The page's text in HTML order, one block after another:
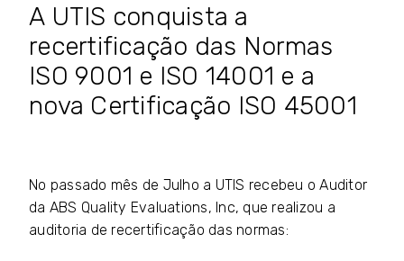
A UTIS conquista a
recertificação das Normas
ISO 9001 e ISO 14001 e a
nova Certificação ISO 45001
No passado mês de Julho a UTIS recebeu o Auditor
da ABS Quality Evaluations, Inc, que realizou a
auditoria de recertificação das normas: